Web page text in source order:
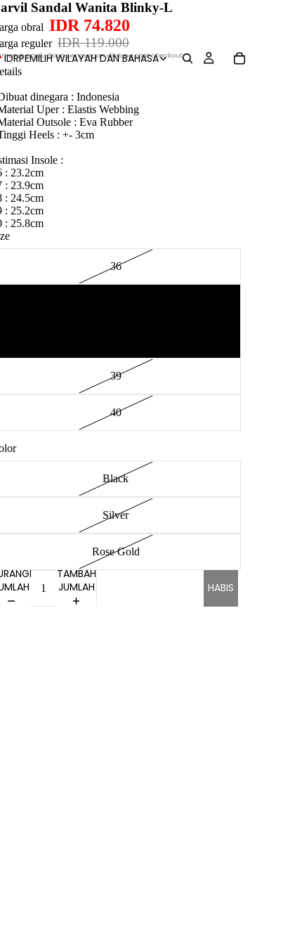
IDRPEMILIH WILAYAH DAN BAHASA
Sandal Wanita Blinky-L
obral IDR 74.820
reguler IDR 119.000
pajak. Biaya pengiriman dihitung saat checkout.
dinegara : Indonesia
Uper : Elastis Webbing
Outsole : Eva Rubber
Heels : +- 3cm
Insole :
: 23.2cm
: 23.9cm
: 24.5cm
: 25.2cm
: 25.8cm
36
39
40
Black
Silver
Rose Gold
TAMBAH
JUMLAH
HABIS